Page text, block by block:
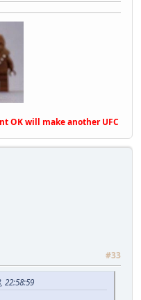
OK will make another UFC
#33
22:58:59